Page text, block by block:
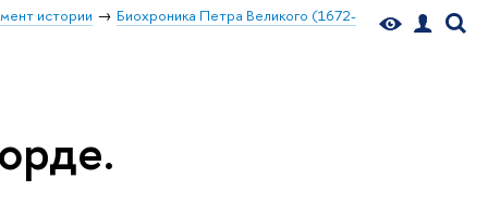
истории
Биохроника Петра Великого (1672-